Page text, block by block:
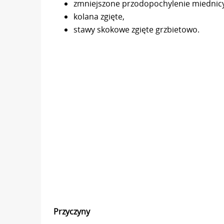
zmniejszone przodopochylenie
kolana zgięte,
stawy skokowe zgięte grzbietowo.
Przyczyny